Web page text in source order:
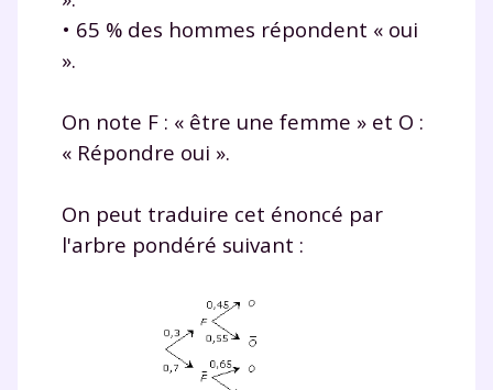
• 65 % des hommes répondent « oui
».
On note F : « être une femme » et O :
« Répondre oui ».
On peut traduire cet énoncé par
l'arbre pondéré suivant :
Envie de progresser
et de réussir votre
année scolaire ?
Testez gratuitement
pendant 24h notre